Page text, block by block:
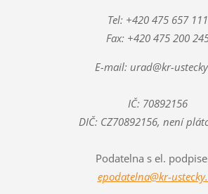
Tel: +420 475 657 111
Fax: +420 475 200
E-mail: urad@kr-
IČ: 70892156
DIČ: CZ70892156, není
Podatelna s el.
epodatelna@kr-